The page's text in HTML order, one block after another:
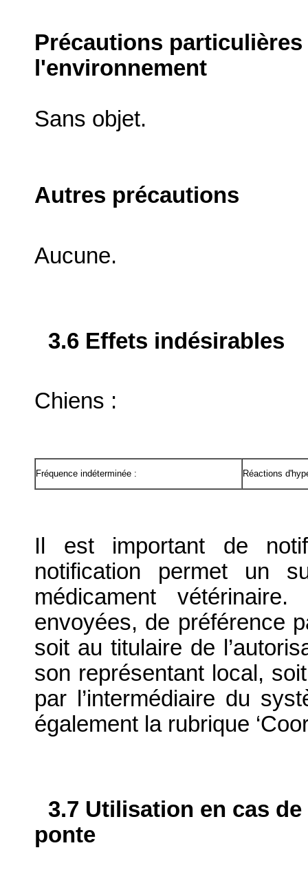
Précautions
l'environnement
Sans objet.
Autres précautions
Aucune.
3.6 Effets indésirables
Chiens :
Fréquence indéterminée : Réactions
Il est important de
notification permet un
médicament
envoyées, de préférence
soit au titulaire de
son représentant local,
par l’intermédiaire du
également la rubrique
3.7 Utilisation en cas
ponte